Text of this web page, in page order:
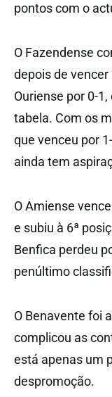
pontos com o
O Fazendense
depois de
Ouriense por 0-
tabela. Com os
que venceu por
ainda tem
O Amiense
e subiu à 6ª
Benfica perdeu
penúltimo
O Benavente foi
complicou as
está apenas um
despromoção.